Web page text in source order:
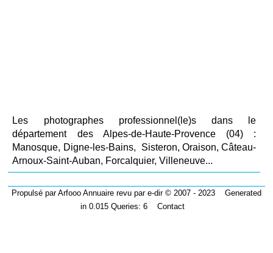
Les photographes professionnel(le)s dans le
département des Alpes-de-Haute-Provence (04) :
Manosque, Digne-les-Bains, Sisteron, Oraison, Câteau-
Arnoux-Saint-Auban, Forcalquier, Villeneuve...
Propulsé parArfooo Annuairerevu par e-dir© 2007 - 2023 Generated
in 0.015 Queries: 6Contact